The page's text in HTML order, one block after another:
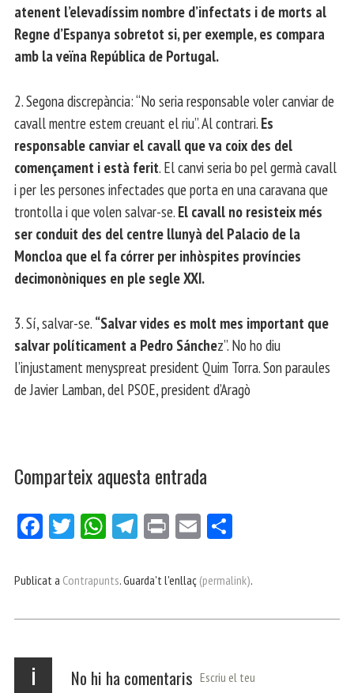
atenent l’elevadíssim nombre d’infectats i de morts al
Regne d’Espanya sobretot si, per exemple, es compara
amb la veïna República de Portugal.
2. Segona discrepància: “No seria responsable voler canviar de
cavall mentre estem creuant el riu”. Al contrari. Es
responsable canviar el cavall que va coix des del
començament i està ferit. El canvi seria bo pel germà cavall
i per les persones infectades que porta en una caravana que
trontolla i que volen salvar-se. El cavall no resisteix més
ser conduit des del centre llunyà del Palacio de la
Moncloa que el fa córrer per inhòspites províncies
decimonòniques en ple segle XXI.
3. Sí, salvar-se. “Salvar vides es molt mes important que
salvar políticament a Pedro Sánchez”. No ho diu
l’injustament menyspreat president Quim Torra. Son paraules
de Javier Lamban, del PSOE, president d’Aragò
Comparteix aquesta entrada
Fa
bo
Tw
er
W
ts
p
Te
gr
m
Pri E
ail pa
ei
Publicat a Contrapunts. Guarda't l'enllaç (permalink).
i No hi ha comentaris Escriu el teu